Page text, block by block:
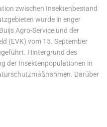
zwischen Insektenbestand
wurde in enger
Agro-Service und der
(EVK) vom 15. September
Hintergrund des
der Insektenpopulationen in
Darüber